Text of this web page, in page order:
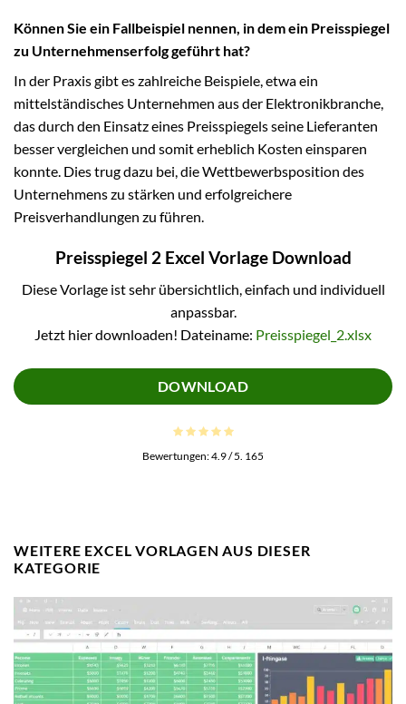
Können Sie ein Fallbeispiel nennen, in dem ein Preisspiegel
zu Unternehmenserfolg geführt hat?
In der Praxis gibt es zahlreiche Beispiele, etwa ein
mittelständisches Unternehmen aus der Elektronikbranche,
das durch den Einsatz eines Preisspiegels seine Lieferanten
besser vergleichen und somit erheblich Kosten einsparen
konnte. Dies trug dazu bei, die Wettbewerbsposition des
Unternehmens zu stärken und erfolgreichere
Preisverhandlungen zu führen.
Preisspiegel 2 Excel Vorlage Download
Diese Vorlage ist sehr übersichtlich, einfach und individuell
anpassbar.
Jetzt hier downloaden! Dateiname: Preisspiegel_2.xlsx
DOWNLOAD
Bewertungen:4.9/ 5. 165
WEITERE EXCEL VORLAGEN AUS DIESER
KATEGORIE